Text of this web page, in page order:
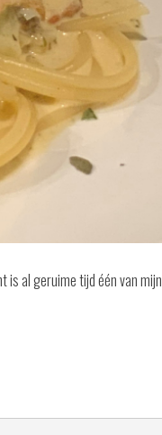
is al geruime tijd één van mijn